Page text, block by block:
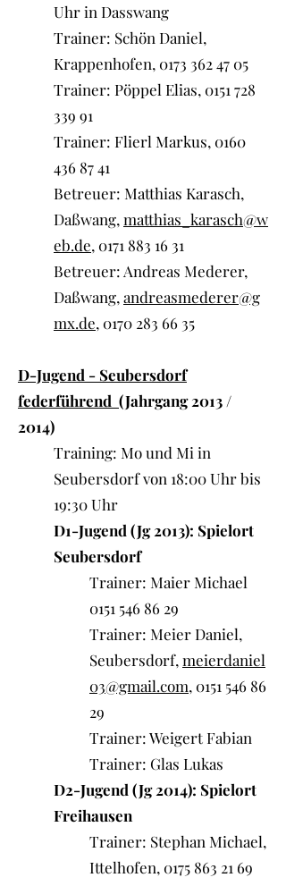
Uhr in Dasswang
Trainer: Schön Daniel,
Krappenhofen, 0173 362 47 05
Trainer: Pöppel Elias, 0151 728
339 91
Trainer: Flierl Markus, 0160
436 87 41
Betreuer: Matthias Karasch,
Daßwang,matthias_karasch@w
eb.de, 0171 883 16 31
Betreuer: Andreas Mederer,
Daßwang,andreasmederer@g
mx.de, 0170 283 66 35
D-Jugend - Seubersdorf
federführend (Jahrgang 2013 /
2014)
Training: Mo und Mi in
Seubersdorf von 18:00 Uhr bis
19:30 Uhr
D1-Jugend (Jg 2013): Spielort
Seubersdorf
Trainer: Maier Michael
0151 546 86 29
Trainer: Meier Daniel,
Seubersdorf,meierdaniel
03@gmail.com, 0151 546 86
29
Trainer: Weigert Fabian
Trainer: Glas Lukas
D2-Jugend (Jg 2014): Spielort
Freihausen
Trainer: Stephan Michael,
Ittelhofen, 0175 863 21 69